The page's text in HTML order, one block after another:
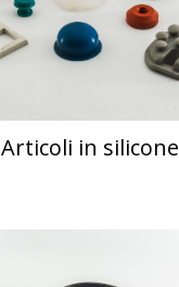
Articoli in silicone